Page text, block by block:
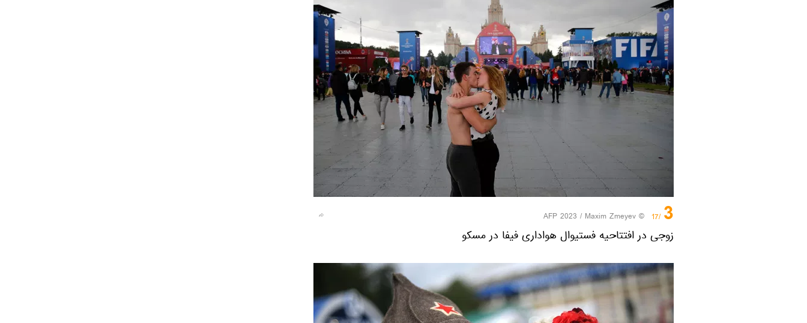
3
/17
© AFP 2023 / Maxim Zmeyev
زوجی در افتتاحیه فستیوال هواداری فیفا در مسکو